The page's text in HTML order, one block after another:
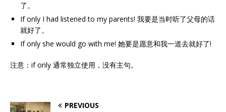
了。
If only I had listened to my parents! 我要是当时听了父母的话
就好了。
If only she would go with me! 她要是愿意和我一道去就好了!
注意：if only 通常独立使用，没有主句。
PREVIOUS